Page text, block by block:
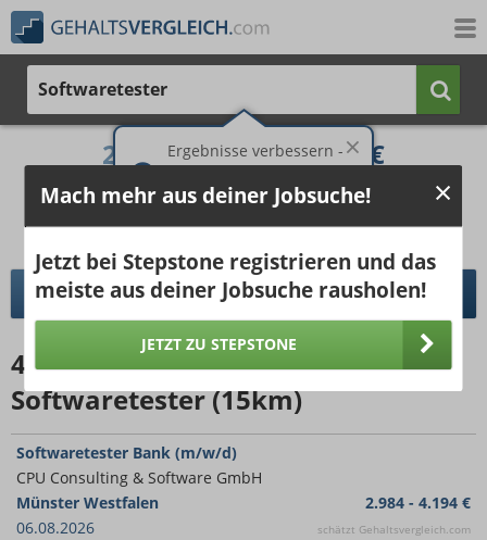
Ergebnisse verbessern -
Ort hinzufügen
Softwaretester
2.958 € 4.535 €
25% 50%
Bruttogehalt bei 40 Wochenstunden.
DETAILLIERTER GEHALTSVERGLEICH
40052Jobangebotefür
Softwaretester (15km)
Softwaretester Bank (m/w/d)
CPU Consulting & Software GmbH
Münster Westfalen
06.08.2026
2.984 - 4.194 €
schätzt Gehaltsvergleich.com
Mach mehr aus deiner Jobsuche!
Jetzt bei Stepstone registrieren und das
meiste aus deiner Jobsuche rausholen!
JETZT ZU STEPSTONE